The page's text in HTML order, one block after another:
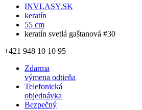
INVLASY.SK
keratín
55 cm
keratín svetlá gaštanová #30
+421 948 10 10 95
Zdarma
výmena odtieňa
Telefonická
objednávka
Bezpečný